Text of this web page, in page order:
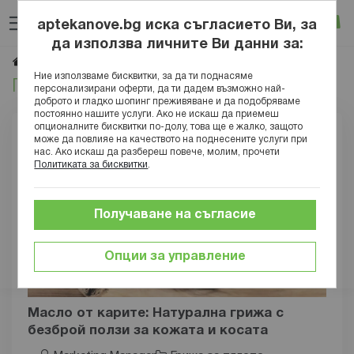
към
съдържанието
Вход
Грижа за тялото
Масло от карите: Натурална грижа с
безброй ползи за кожата и косата
aptekanove.bg иска съгласието Ви, за
да използва личните Ви данни за:
Ние използваме бисквитки, за да ти поднасяме
персонализирани оферти, да ти дадем възможно най-
доброто и гладко шопинг преживяване и да подобряваме
постоянно нашите услуги. Ако не искаш да приемеш
опционалните бисквитки по-долу, това ще е жалко, защото
може да повлияе на качеството на поднесените услуги при
нас. Ако искаш да разбереш повече, молим, прочети
Политиката за бисквитки
Опции за управление
Получаване на съгласие